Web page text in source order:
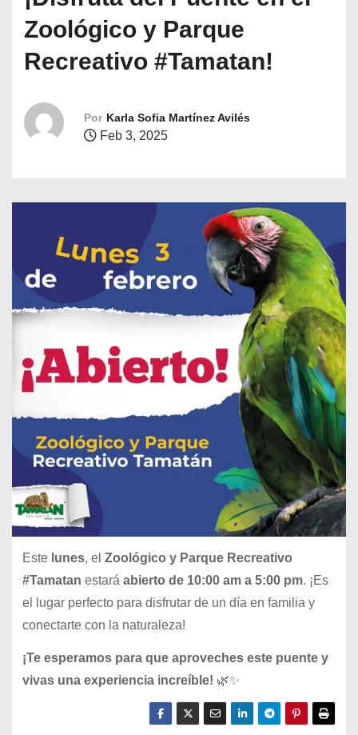
Zoológico y Parque
Recreativo #Tamatan!
Por Karla Sofia Martínez Avilés
Feb 3, 2025
Este lunes, el Zoológico y Parque Recreativo
#Tamatan estará abierto de 10:00 am a 5:00 pm. ¡Es
el lugar perfecto para disfrutar de un día en familia y
conectarte con la naturaleza!
¡Te esperamos para que aproveches este puente y
vivas una experiencia increíble! 🌿✨